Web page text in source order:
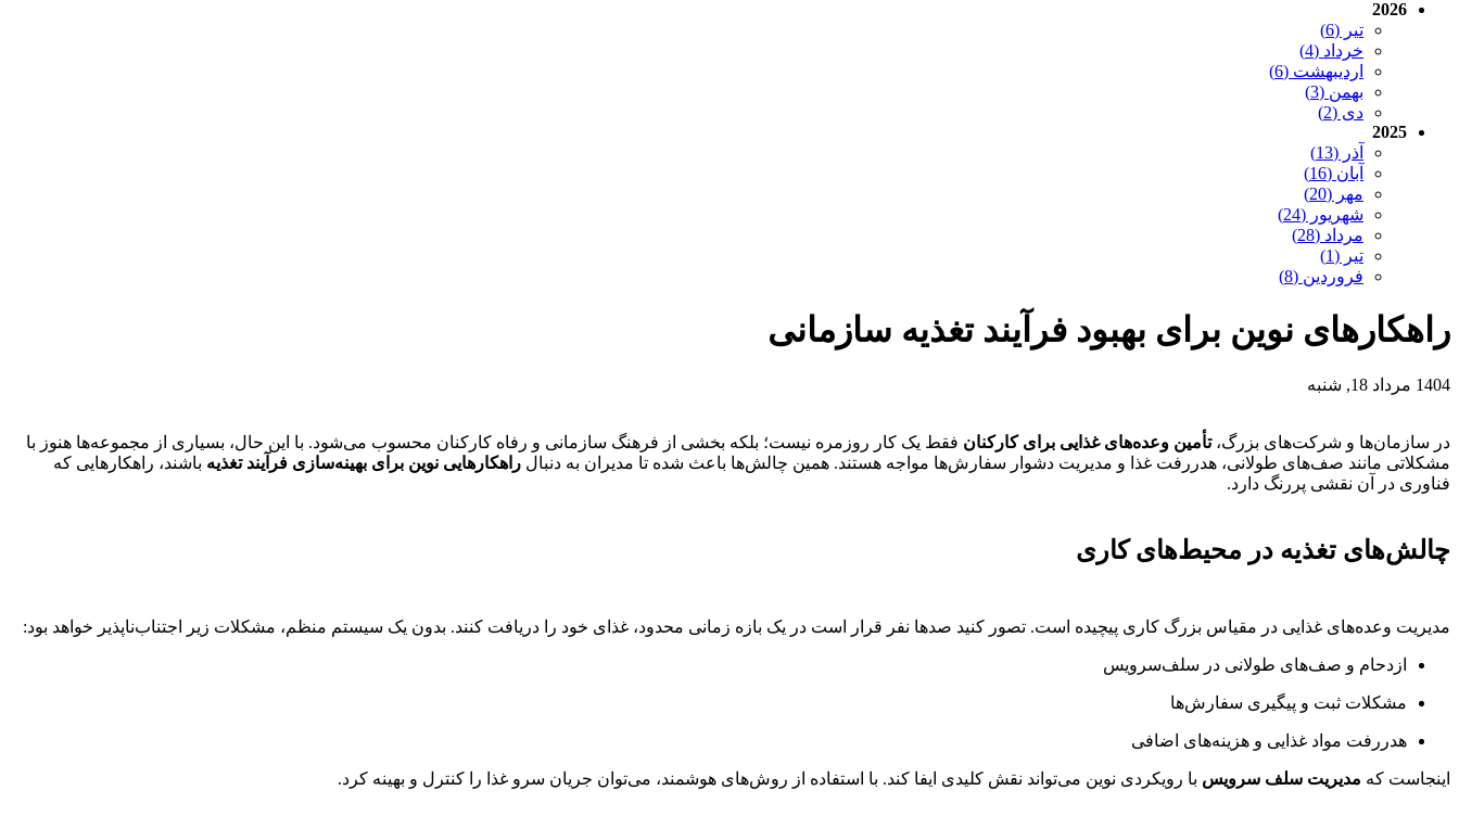
2026
تیر (6)
خرداد (4)
اردیبهشت (6)
بهمن (3)
دی (2)
2025
آذر (13)
آبان (16)
مهر (20)
شهریور (24)
مرداد (28)
تیر (1)
فروردین (8)
راهکارهای نوین برای بهبود فرآیند تغذیه سازمانی
1404 مرداد 18, شنبه
در سازمان‌ها و شرکت‌های بزرگ،تأمین وعده‌های غذایی برای کارکنان فقط یک کار روزمره نیست؛ بلکه بخشی از فرهنگ سازمانی و رفاه کارکنان محسوب می‌شود. با این حال، بسیاری از مجموعه‌ها هنوز با
مشکلاتی مانند صف‌های طولانی، هدررفت غذا و مدیریت دشوار سفارش‌ها مواجه هستند. همین چالش‌ها باعث شده تا مدیران به دنبال راهکارهایی نوین برای بهینه‌سازی فرآیند تغذیه باشند، راهکارهایی که
فناوری در آن نقشی پررنگ دارد.
چالش‌های تغذیه در محیط‌های کاری
مدیریت وعده‌های غذایی در مقیاس بزرگ کاری پیچیده است. تصور کنید صدها نفر قرار است در یک بازه زمانی محدود، غذای خود را دریافت کنند. بدون یک سیستم منظم، مشکلات زیر اجتناب‌ناپذیر خواهد بود:
ازدحام و صف‌های طولانی در سلف‌سرویس
مشکلات ثبت و پیگیری سفارش‌ها
هدررفت مواد غذایی و هزینه‌های اضافی
اینجاست که مدیریت سلف سرویس با رویکردی نوین می‌تواند نقش کلیدی ایفا کند. با استفاده از روش‌های هوشمند، می‌توان جریان سرو غذا را کنترل و بهینه کرد.